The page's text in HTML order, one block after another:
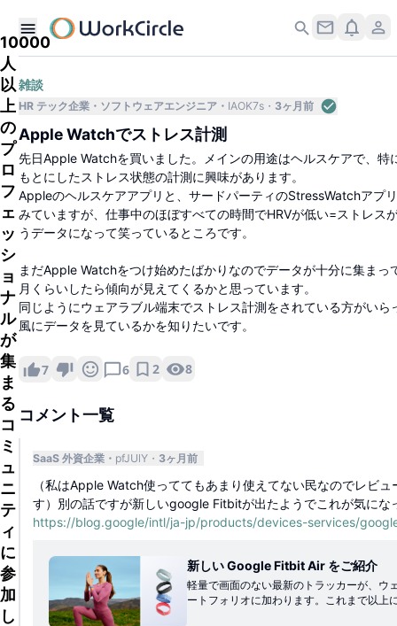
10000
人
以
上
の
プ
ロ
フ
ェ
ッ
シ
ョ
ナ
ル
が
集
ま
る
コ
ミ
ュ
ニ
テ
ィ
に
参
加
し
雑談
HR テック企業 ソフトウェアエンジニア IAOK7s 3ヶ月前
Apple Watchでストレス計測
先日Apple Watchを買いました。メインの用途はヘルスケアで、特
もとにしたストレス状態の計測に興味があります。
Appleのヘルスケアアプリと、サードパーティのStressWatchアプ
みていますが、仕事中のほぼすべての時間でHRVが低い=ストレス
うデータになって笑っているところです。
まだApple Watchをつけ始めたばかりなのでデータが十分に集まっ
月くらいしたら傾向が見えてくるかと思っています。
同じようにウェアラブル端末でストレス計測をされている方がいら
風にデータを見ているかを知りたいです。
7 6 2 8
コメント一覧
SaaS 外資企業 pfJUlY 3ヶ月前
（私はApple Watch使っててもあまり使えてない民なのでレビ
す）別の話ですが新しいgoogle Fitbitが出たようでこれが気にな
https://blog.google/intl/ja-jp/products/devices-services/
新しい Google Fitbit Air をご紹介
軽量で画面のない最新のトラッカーが、ウ
ートフォリオに加わります。これまで以上